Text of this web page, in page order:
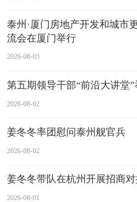
泰州·厦门房地产开发和城市
流会在厦门举行
2026-08-03
第五期领导干部“前沿大讲堂”
2026-08-02
姜冬冬率团慰问泰州舰官兵
2026-08-02
姜冬冬带队在杭州开展招商
2026-08-01